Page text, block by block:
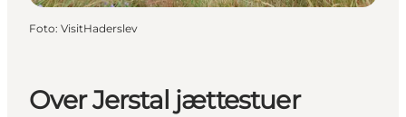
Over Jerstal jættestuer
Foto: VisitHaderslev